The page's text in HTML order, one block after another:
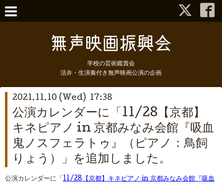
学校の芸術鑑賞会
活弁・生演奏付き無声映画公演の企画
2021.11.10 (Wed) 17:38
公演カレンダーに「11/28【京都】
キネピアノ in 京都みなみ会館『吸血
鬼ノスフェラトゥ』（ピアノ：鳥飼
りょう）」を追加しました。
公演カレンダーに「 11/28【京都】キネピアノ in 京都みなみ会館『吸血